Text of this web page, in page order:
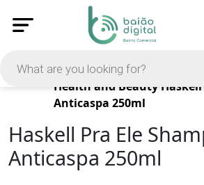
Products
Health and Beauty
Anticaspa 250ml
Haskell Pra Ele
Anticaspa 250ml